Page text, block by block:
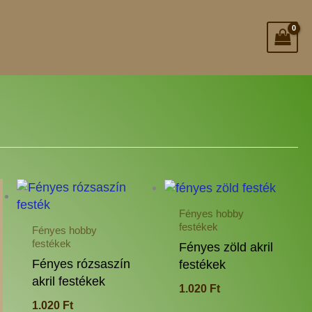
Fényes hobby
festékek
Fényes rózsaszín
akril festékek
1.020 Ft
Ennek
terméknek
variációja
Fényes hobby
festékek
Fényes zöld akril
festékek
1.020 Ft
Ennek